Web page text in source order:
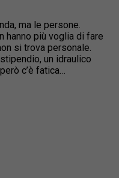
ma le persone.
hanno più voglia di fare
si trova personale.
un idraulico
c’è fatica…